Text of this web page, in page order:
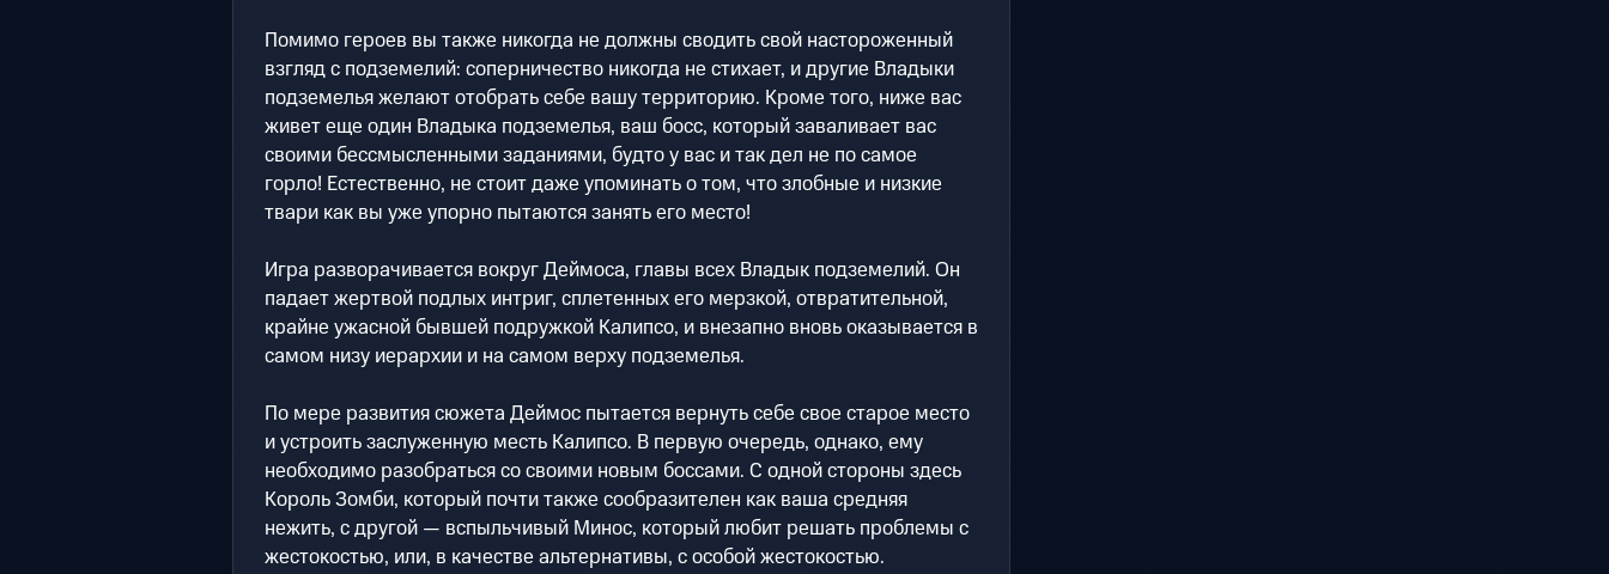
Помимо героев вы также никогда не должны сводить свой настороженный
взгляд с подземелий: соперничество никогда не стихает, и другие Владыки
подземелья желают отобрать себе вашу территорию. Кроме того, ниже вас
живет еще один Владыка подземелья, ваш босс, который заваливает вас
своими бессмысленными заданиями, будто у вас и так дел не по самое
горло! Естественно, не стоит даже упоминать о том, что злобные и низкие
твари как вы уже упорно пытаются занять его место!
Игра разворачивается вокруг Деймоса, главы всех Владык подземелий. Он
падает жертвой подлых интриг, сплетенных его мерзкой, отвратительной,
крайне ужасной бывшей подружкой Калипсо, и внезапно вновь оказывается в
самом низу иерархии и на самом верху подземелья.
По мере развития сюжета Деймос пытается вернуть себе свое старое место
и устроить заслуженную месть Калипсо. В первую очередь, однако, ему
необходимо разобраться со своими новым боссами. С одной стороны здесь
Король Зомби, который почти также сообразителен как ваша средняя
нежить, с другой — вспыльчивый Минос, который любит решать проблемы с
жестокостью, или, в качестве альтернативы, с особой жестокостью.